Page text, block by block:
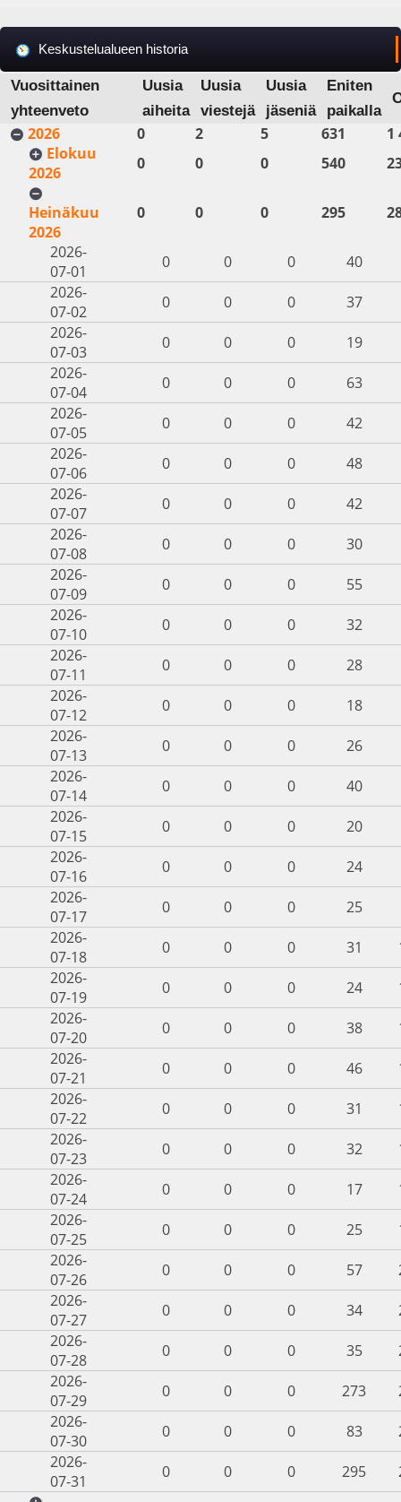
Keskustelualueen historia
Vuosittainen
yhteenveto
Uusia
aiheita
Uusia
viestejä
Uusia
jäseniä
Eniten
paikalla
2026 0 2 5 631
1
Elokuu
2026
0 0 0 540
Heinäkuu
2026
0 0 0 295
2026-
07-01
0 0 0
40
2026-
07-02
0 0 0
37
2026-
07-03
0 0 0
19
2026-
07-04
0 0 0
63
2026-
07-05
0 0 0
42
2026-
07-06
0 0 0
48
2026-
07-07
0 0 0
42
2026-
07-08
0 0 0
30
2026-
07-09
0 0 0
55
2026-
07-10
0 0 0
32
2026-
07-11
0 0 0
28
2026-
07-12
0 0 0
18
2026-
07-13
0 0 0
26
2026-
07-14
0 0 0
40
2026-
07-15
0 0 0
20
2026-
07-16
0 0 0
24
2026-
07-17
0 0 0
25
2026-
07-18
0 0 0 31
2026-
07-19
0 0 0 24
2026-
07-20
0 0 0 38
2026-
07-21
0 0 0 46
2026-
07-22
0 0 0 31
2026-
07-23
0 0 0 32
2026-
07-24
0 0 0 17
2026-
07-25
0 0 0 25
2026-
07-26
0 0 0 57
2026-
07-27
0 0 0 34
2026-
07-28
0 0 0 35
2026-
07-29
0 0 0 273
2026-
07-30
0 0 0 83
2026-
07-31
0 0 0 295